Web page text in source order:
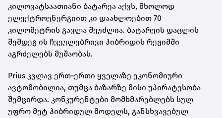
კილოვატსაათიანი ბატარეა აქვს, მხოლოდ
ელექტროენერგიით კი დაახლოებით 70
კილომეტრის გავლა შეუძლია. ბატარეის დაცლის
შემდეგ ის ჩვეულებრივი ჰიბრიდის რეჟიმში
აგრძელებს მუშაობას.
Prius კვლავ ერთ-ერთი ყველაზე ეკონომიური
ავტომობილია, თუმცა ბაზარზე მისი უპირატესობა
შემცირდა. კონკურენტები მომხმარებლებს სულ
უფრო მეტ ჰიბრიდულ მოდელს, განსხვავებულ